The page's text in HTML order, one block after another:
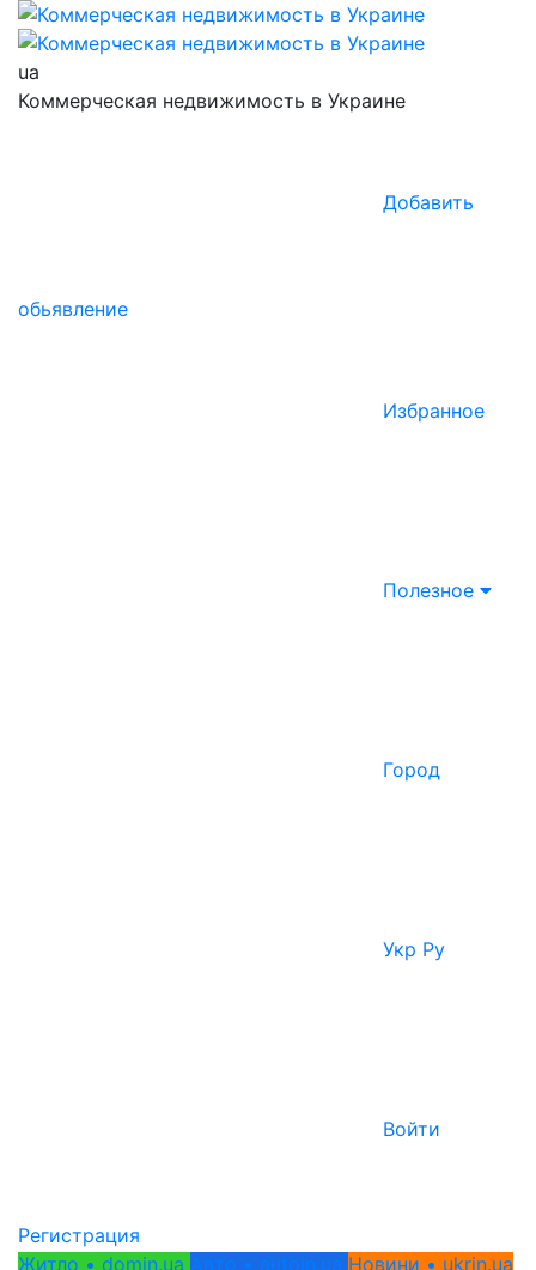
ua
Коммерческая недвижимость в Украине
Добавить
обьявление
Избранное
Полезное
Город
Укр Ру
Войти
Регистрация
Житло • domin.ua Авто • autoin.ua Новини • ukrin.ua